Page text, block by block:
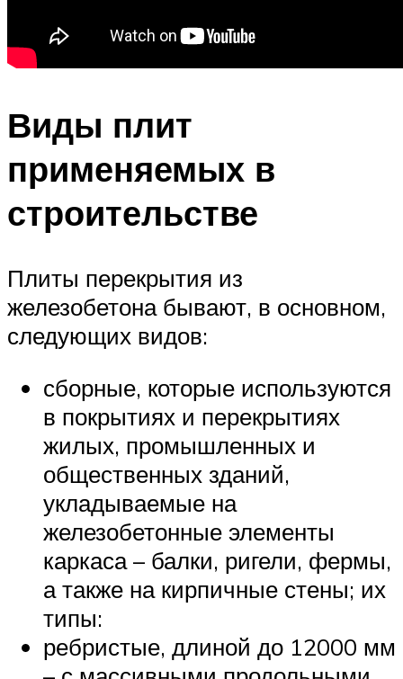
Виды плит
применяемых в
строительстве
Плиты перекрытия из
железобетона бывают, в основном,
следующих видов:
сборные, которые используются
в покрытиях и перекрытиях
жилых, промышленных и
общественных зданий,
укладываемые на
железобетонные элементы
каркаса – балки, ригели, фермы,
а также на кирпичные стены; их
типы:
ребристые, длиной до 12000 мм